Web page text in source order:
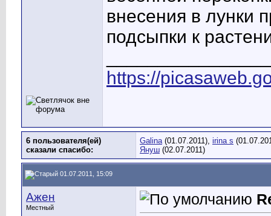
внесения в лунки
подсыпки к
https://
6 пользователя(ей)
сказали cпасибо:
Galina(01.07.2011), irina s
Януш (02.07.2011)
01.07.2011, 15:09
Ажен
Местный